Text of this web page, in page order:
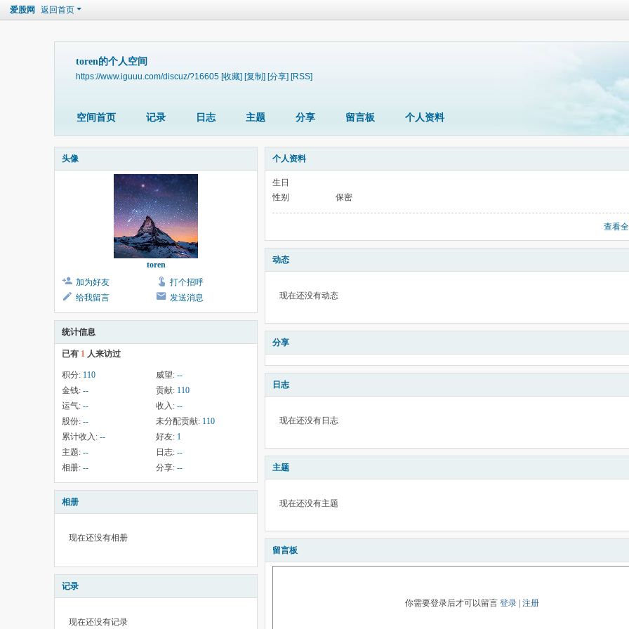
爱股网 返回首页
toren的个人空间
https://www.iguuu.com/discuz/?16605 [收藏] [复制] [分享] [RSS]
空间首页 记录 日志 主题 分享 留言板 个人资料
头像
toren
加为好友
打个招呼
给我留言
发送消息
统计信息
已有 1 人来访过
积分: 110 威望: --
金钱: -- 贡献: 110
运气: -- 收入: --
股份: -- 未分配贡献: 110
累计收入: -- 好友: 1
主题: -- 日志: --
相册: -- 分享: --
相册
现在还没有相册
记录
现在还没有记录
个人资料
生日
性别
保密
查看
动态
现在还没有动态
分享
日志
现在还没有日志
主题
现在还没有主题
留言板
你需要登录后才可以留言 登录| 注册